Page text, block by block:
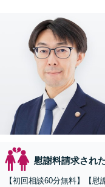
慰謝料請求され
【初回相談60分無料】【